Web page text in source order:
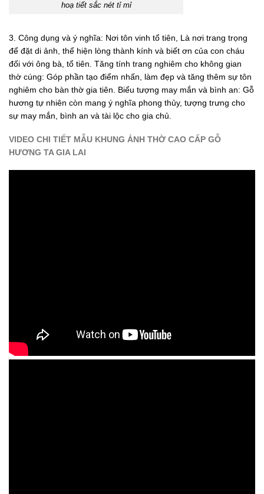
hoạ tiết sắc nét tỉ mỉ
3. Công dụng và ý nghĩa: Nơi tôn vinh tổ tiên, Là nơi trang trọng
để đặt di ảnh, thể hiện lòng thành kính và biết ơn của con cháu
đối với ông bà, tổ tiên. Tăng tính trang nghiêm cho không gian
thờ cúng: Góp phần tạo điểm nhấn, làm đẹp và tăng thêm sự tôn
nghiêm cho bàn thờ gia tiên. Biểu tượng may mắn và bình an: Gỗ
hương tự nhiên còn mang ý nghĩa phong thủy, tượng trưng cho
sự may mắn, bình an và tài lộc cho gia chủ.
VIDEO CHI TIẾT MẪU KHUNG ẢNH THỜ CAO CẤP GỖ
HƯƠNG TA GIA LAI